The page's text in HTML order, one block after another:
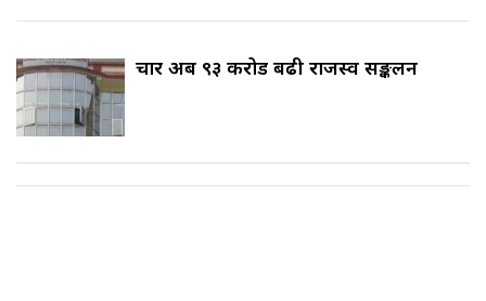
चार अर्ब ९३ करोड बढी राजस्व सङ्कलन